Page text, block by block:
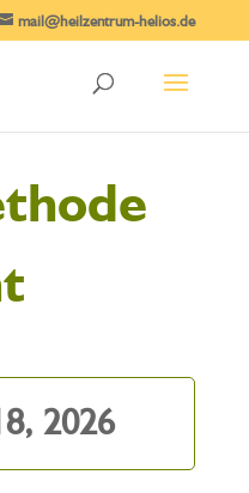
mail@heilzentrum-helios.de
2026